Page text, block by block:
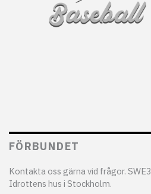
FÖRBUNDET
Kontakta oss gärna vid frågor.
Idrottens hus i Stockholm.